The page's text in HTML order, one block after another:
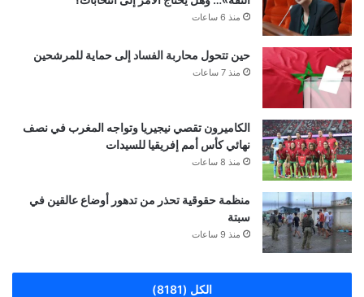
منذ 6 ساعات
حين تتحول محاربة الفساد إلى حماية للمرشحين
منذ 7 ساعات
الكاميرون تقصي نيجيريا وتواجه المغرب في نصف
نهائي كأس أمم إفريقيا للسيدات
منذ 8 ساعات
منظمة حقوقية تحذر من تدهور أوضاع عالقين في
سبتة
منذ 9 ساعات
الكل (8181)